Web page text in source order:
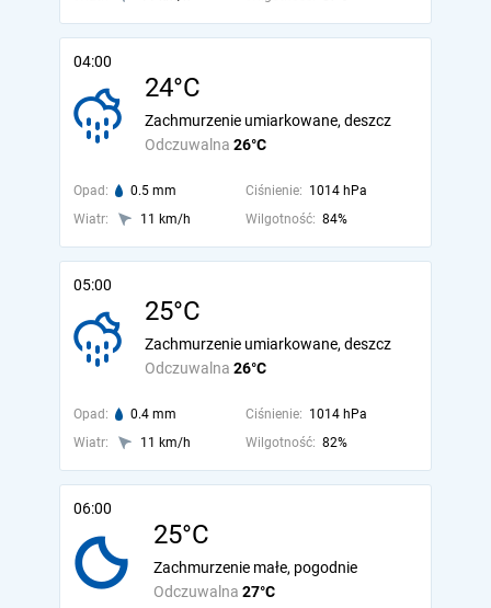
04:00
24°C
Odczuwalna 26°C
Zachmurzenie umiarkowane, deszcz
Opad: 0.5 mm Ciśnienie: 1014 hPa
Wiatr:
11 km/h Wilgotność: 84%
05:00
25°C
Odczuwalna 26°C
Zachmurzenie umiarkowane, deszcz
Opad: 0.4 mm Ciśnienie: 1014 hPa
Wiatr:
11 km/h Wilgotność: 82%
06:00
25°C
Odczuwalna 27°C
Zachmurzenie małe, pogodnie